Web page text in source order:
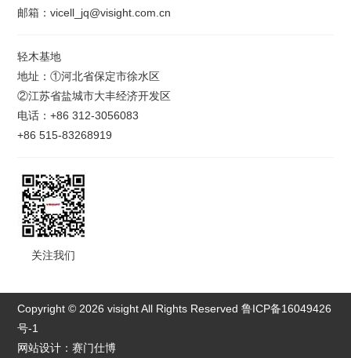
邮箱：vicell_jq@visight.com.cn
轻木基地
地址：①河北省保定市徐水区
②江苏省盐城市大丰经济开发区
电话：+86 312-3056083
+86 515-83268919
关注我们
Copyright © 2026 visight All Rights Reserved鲁ICP备16049426
号-1
网站设计：赛门仕博